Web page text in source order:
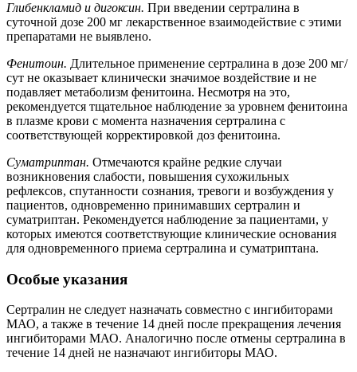
Глибенкламид и дигоксин. При введении сертралина в
суточной дозе 200 мг лекарственное взаимодействие с этими
препаратами не выявлено.
Фенитоин. Длительное применение сертралина в дозе 200 мг/
сут не оказывает клинически значимое воздействие и не
подавляет метаболизм фенитоина. Несмотря на это,
рекомендуется тщательное наблюдение за уровнем фенитоина
в плазме крови с момента назначения сертралина с
соответствующей корректировкой доз фенитоина.
Суматриптан. Отмечаются крайне редкие случаи
возникновения слабости, повышения сухожильных
рефлексов, спутанности сознания, тревоги и возбуждения у
пациентов, одновременно принимавших сертралин и
суматриптан. Рекомендуется наблюдение за пациентами, у
которых имеются соответствующие клинические основания
для одновременного приема сертралина и суматриптана.
Особые указания
Сертралин не следует назначать совместно с ингибиторами
МАО, а также в течение 14 дней после прекращения лечения
ингибиторами МАО. Аналогично после отмены сертралина в
течение 14 дней не назначают ингибиторы МАО.